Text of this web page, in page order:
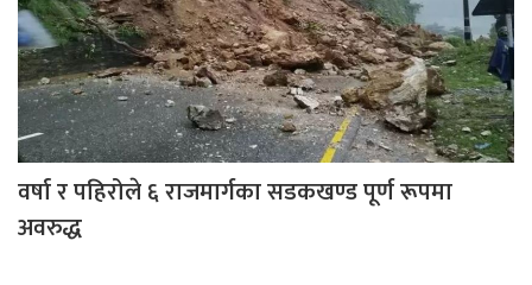
वर्षा र पहिरोले ६ राजमार्गका सडकखण्ड पूर्ण रूपमा
अवरुद्ध